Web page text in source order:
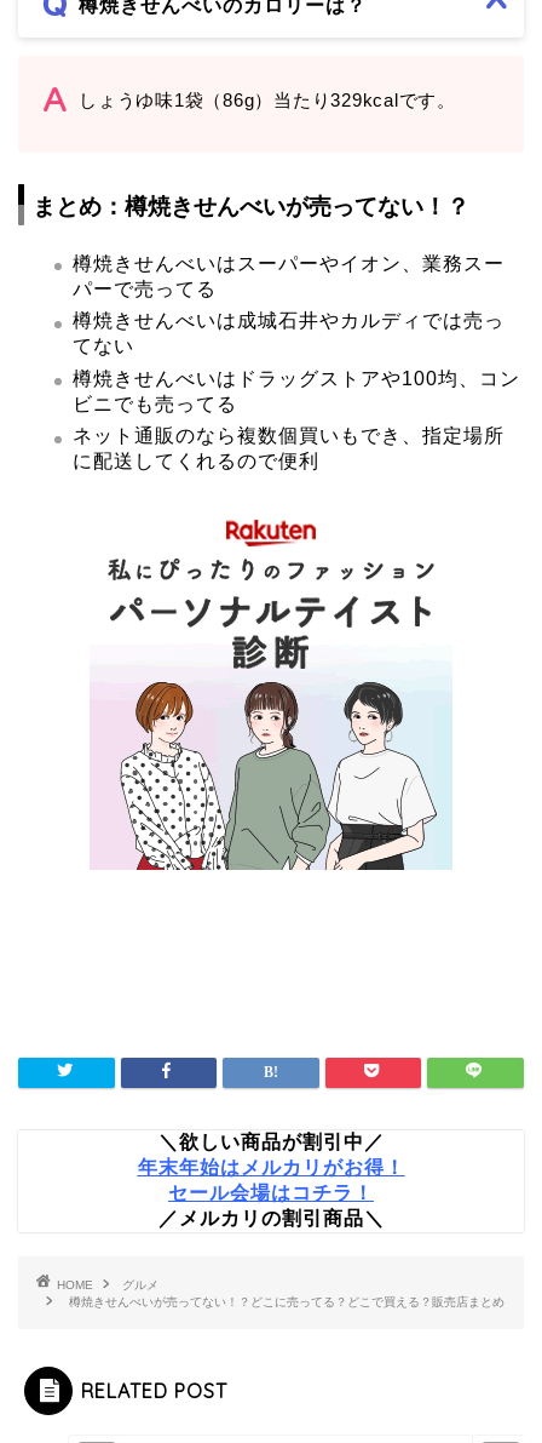
樽焼きせんべいのカロリーは？
しょうゆ味1袋（86g）当たり329kcalです。
まとめ：樽焼きせんべいが売ってない！？
樽焼きせんべいはスーパーやイオン、業務スー
パーで売ってる
樽焼きせんべいは成城石井やカルディでは売っ
てない
樽焼きせんべいはドラッグストアや100均、コン
ビニでも売ってる
ネット通販のなら複数個買いもでき、指定場所
に配送してくれるので便利
＼欲しい商品が割引中／
年末年始はメルカリがお得！
セール会場はコチラ！
／メルカリの割引商品＼
HOME
グルメ
樽焼きせんべいが売ってない！？どこに売ってる？どこで買える？販売店まとめ
RELATED POST